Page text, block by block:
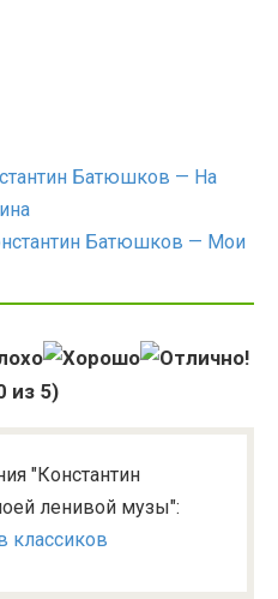
Батюшков — На
Батюшков — Мои
из 5)
"Константин
ленивой музы":
классиков